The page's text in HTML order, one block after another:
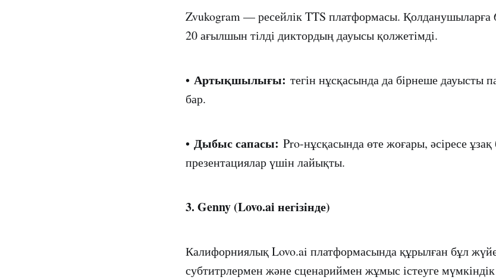
Zvukogram — ресейлік TTS платформасы.
20 ағылшын тілді диктордың дауысы қолжетімді.
• Артықшылығы: тегін нұсқасында да бірнеше дауысты
бар.
• Дыбыс сапасы: Pro-нұсқасында өте жоғары, әсіресе
презентациялар үшін лайықты.
3. Genny (Lovo.ai негізінде)
Калифорниялық Lovo.ai платформасында құрылған бұл
субтитрлермен және сценариймен жұмыс істеуге